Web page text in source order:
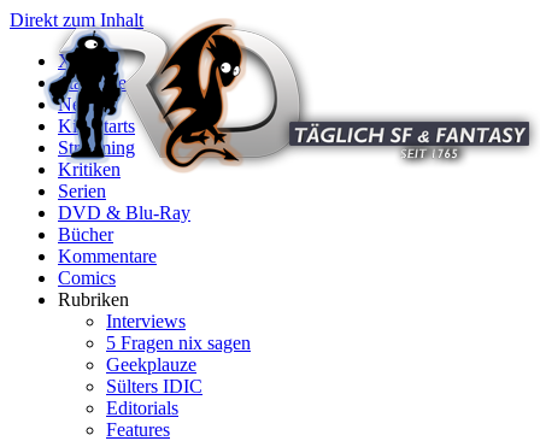
Direkt zum Inhalt
X
Startseite
News
Kinostarts
Streaming
Kritiken
Serien
DVD & Blu-Ray
Bücher
Kommentare
Comics
Rubriken
Interviews
5 Fragen nix sagen
Geekplauze
Sülters IDIC
Editorials
Features